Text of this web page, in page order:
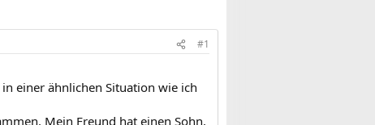
#1
einer ähnlichen Situation wie ich
Mein Freund hat einen Sohn,